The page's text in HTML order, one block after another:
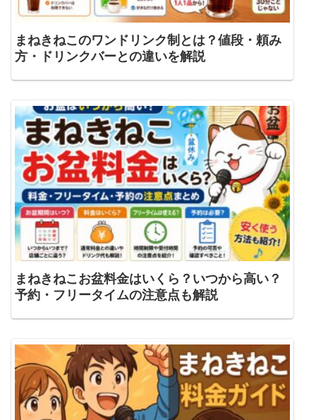
まねきねこのワンドリンク制とは？値段・頼み
方・ドリンクバーとの違いを解説
まねきねこお盆料金はいくら？いつから高い？
予約・フリータイムの注意点も解説